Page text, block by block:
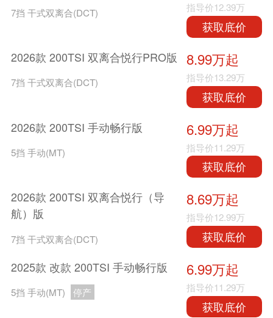
7挡 干式双离合(DCT) 指导价12.39万
获取底价
2026款 200TSI 双离合悦行PRO版
7挡 干式双离合(DCT)
8.99万起
指导价13.29万
获取底价
2026款 200TSI 手动畅行版
5挡 手动(MT)
6.99万起
指导价11.29万
获取底价
2026款 200TSI 双离合悦行（导
航）版
7挡 干式双离合(DCT)
8.69万起
指导价12.99万
获取底价
2025款 改款 200TSI 手动畅行版
5挡 手动(MT) 停产
6.99万起
指导价11.29万
获取底价